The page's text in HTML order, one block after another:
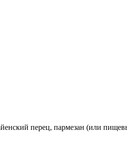
перец, пармезан (или